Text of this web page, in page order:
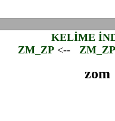
KELİME
ZM_ZP <-- ZM_ZP
zom